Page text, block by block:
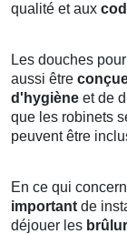
qualité et aux
Les douches
aussi être
d'hygiène et de
que les robinets
peuvent être
En ce qui
important de
déjouer les